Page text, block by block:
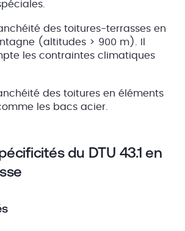
des toitures-terrasses en
(altitudes > 900 m). Il
les contraintes climatiques
des toitures en éléments
les bacs acier.
du DTU 43.1 en